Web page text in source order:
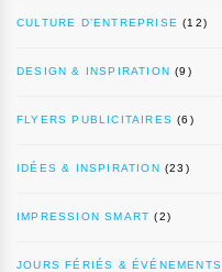
CULTURE D’ENTREPRISE (12)
DESIGN & INSPIRATION (9)
FLYERS PUBLICITAIRES (6)
IDÉES & INSPIRATION (23)
IMPRESSION SMART (2)
JOURS FÉRIÉS & ÉVÉNEMENTS